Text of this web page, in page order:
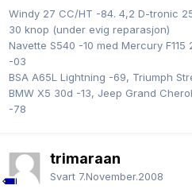
Windy 27 CC/HT -84. 4,2 D-tronic
30 knop (under evig reparasjon)
Navette S540 -10 med Mercury
-03
BSA A65L Lightning -69, Triumph
BMW X5 30d -13, Jeep Grand
-78
trimaraan
Svart 7.November.2008